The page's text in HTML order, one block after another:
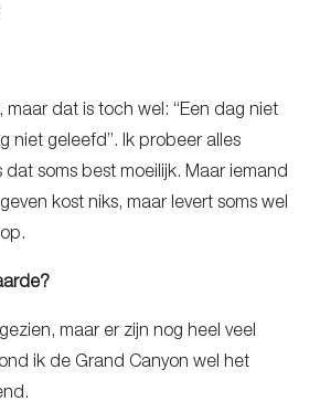
maar dat is toch wel: “Een dag niet
niet geleefd”. Ik probeer alles
dat soms best moeilijk. Maar iemand
kost niks, maar levert soms wel
maar er zijn nog heel veel
ik de Grand Canyon wel het